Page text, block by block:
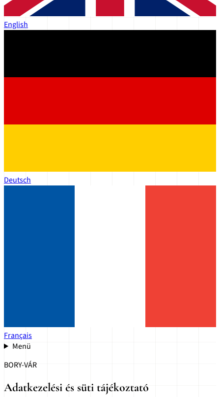
English
Deutsch
Français
Menü
BORY-VÁR
Adatkezelési és süti tájékoztató